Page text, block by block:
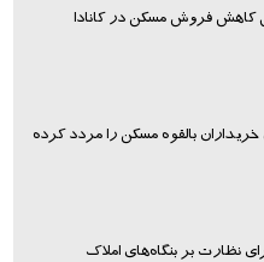
کاهش فروش مسکن در کانادا
بالقوه مسکن را مردد کرده
نظارت بر بنگاه‌های املاک